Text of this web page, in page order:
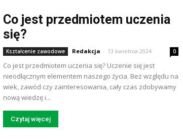
Co jest przedmiotem uczenia
się?
Kształcenie zawodowe Redakcja - 13 kwietnia 2024 0
Co jest przedmiotem uczenia się? Uczenie się jest
nieodłącznym elementem naszego życia. Bez względu na
wiek, zawód czy zainteresowania, cały czas zdobywamy
nową wiedzę i...
Czytaj więcej